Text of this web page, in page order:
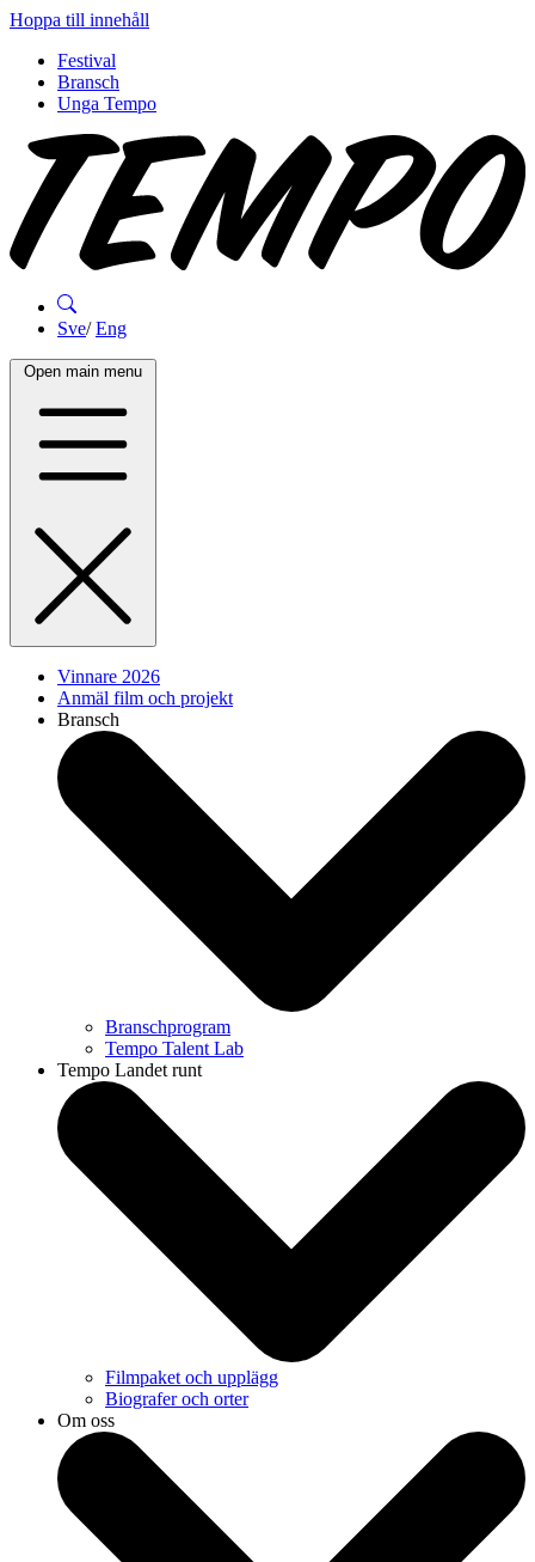
Hoppa till innehåll
Festival
Bransch
Unga Tempo
Sve/Eng
Open main menu
Vinnare 2026
Anmäl film och projekt
Bransch
Branschprogram
Tempo Talent Lab
Tempo Landet runt
Filmpaket och upplägg
Biografer och orter
Om oss